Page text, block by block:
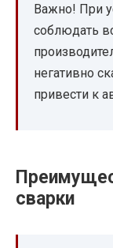
Важно! При
соблюдать
негативно
привести к
сварки